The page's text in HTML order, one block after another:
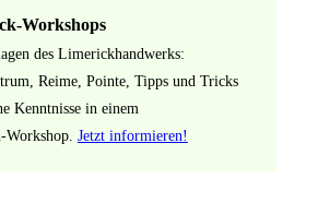
Workshops
des Limerickhandwerks:
Reime, Pointe, Tipps und Tricks
Kenntnisse in einem
Workshop. Jetzt informieren!